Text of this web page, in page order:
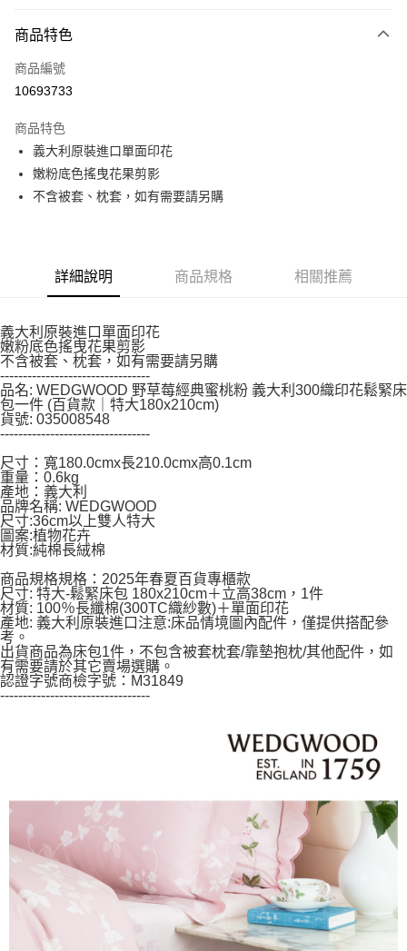
台灣樂天信用卡公司
玉山商業銀行
台灣樂天信用卡公司
【關於「AFTEE先享後付」】
AFTEE先享後付是「在收到商品之後才付款」的支付方式。 讓您購物簡單
便利好安心！
１．簡單：不需註冊會員、不需綁卡、不需儲值。
２．便利：只要手機號碼，簡訊認證，即可結帳。
【「AFTEE先享後付」結帳流程】
１．於結帳方式選擇「AFTEE先享後付」後，將跳轉至「AFTEE先享後付」
結帳頁面，進行簡訊認證並確認金額後，即可完成結帳。
２．訂單成立數日內，您將收到繳費通知簡訊。
後付繳納相關費用。
【注意事項】
１．透過由恩沛科技股份有限公司提供之「AFTEE先享後付」服務完成之交
易，需依本服務之必要範圍內提供個人資料，並將交易相關給付款項請求債
權轉讓予恩沛科技股份有限公司。
２．關於個人資料處理事宜，請瀏覽以下網址：
https://aftee.tw/terms/#terms3
３．未成年的使用者請事先徵得法定代理人或監護人之同意方可使用
「AFTEE先享後付」，若未經同意申辦者引起之損失，本公司不負相關責
任。
４．使用「AFTEE先享後付」時，將依據個別帳號之用戶狀況，依本公司即
時審查核予不同之上限額度；若仍有額度不足之情形，本公司將視審查結果
請求用戶進行身份認證。
５．嚴禁一人註冊多個帳號或使用他人資訊註冊。若發現惡意使用之情形，
ATM付款
運送方式
商品特色
商品編號
10693733
商品特色
義大利原裝進口單面印花
嫩粉底色搖曳花果剪影
不含被套、枕套，如有需要請另購
詳細說明 商品規格 相關推薦
義大利原裝進口單面印花
嫩粉底色搖曳花果剪影
不含被套、枕套，如有需要請另購
---------------------------------
品名: WEDGWOOD 野草莓經典蜜桃粉 義大利300織印花鬆緊床
包一件 (百貨款｜特大180x210cm)
貨號: 035008548
---------------------------------
尺寸：寬180.0cmx長210.0cmx高0.1cm
重量：0.6kg
產地：義大利
品牌名稱: WEDGWOOD
尺寸:36cm以上雙人特大
圖案:植物花卉
材質:純棉長絨棉
商品規格規格：2025年春夏百貨專櫃款
尺寸: 特大-鬆緊床包 180x210cm＋立高38cm，1件
材質: 100％長纖棉(300TC織紗數)＋單面印花
產地: 義大利原裝進口注意:床品情境圖內配件，僅提供搭配參
考。
出貨商品為床包1件，不包含被套枕套/靠墊抱枕/其他配件，如
有需要請於其它賣場選購。
認證字號商檢字號：M31849
---------------------------------